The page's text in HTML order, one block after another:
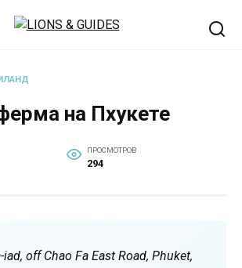
на Пхукете
ПРОСМОТРОВ
294
off Chao Fa East Road, Phuket,